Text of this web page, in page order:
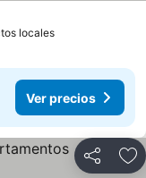
localesVer precios
Ver precios
Compartir